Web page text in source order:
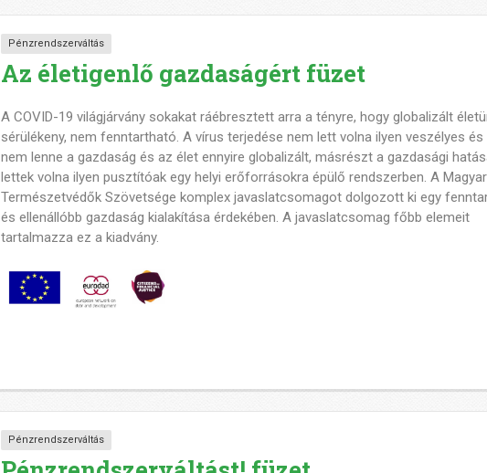
Pénzrendszerváltás
Az életigenlő gazdaságért füzet
A COVID-19 világjárvány sokakat ráébresztett arra a tényre, hogy globalizált
sérülékeny, nem fenntartható. A vírus terjedése nem lett volna ilyen veszélyes és
nem lenne a gazdaság és az élet ennyire globalizált, másrészt a gazdasági
lettek volna ilyen pusztítóak egy helyi erőforrásokra épülő rendszerben. A Magyar
Természetvédők Szövetsége komplex javaslatcsomagot dolgozott ki egy
és ellenállóbb gazdaság kialakítása érdekében. A javaslatcsomag főbb elemeit
tartalmazza ez a kiadvány.
Pénzrendszerváltás